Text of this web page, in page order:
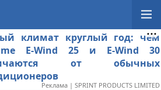
климат круглый год: чем
E-Wind 25 и E-Wind 30
от обычных
Реклама | SPRINT PRODUCTS LIMITED